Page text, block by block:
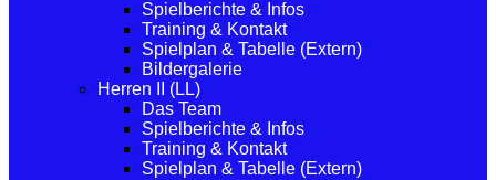
Spielberichte & Infos
Training & Kontakt
Spielplan & Tabelle (Extern)
Bildergalerie
Herren II (LL)
Das Team
Spielberichte & Infos
Training & Kontakt
Spielplan & Tabelle (Extern)